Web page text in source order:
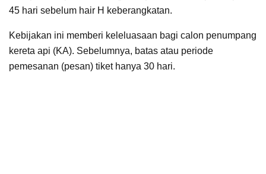
45 hari sebelum hair H keberangkatan.
Kebijakan ini memberi keleluasaan bagi calon penumpang
kereta api (KA). Sebelumnya, batas atau periode
pemesanan (pesan) tiket hanya 30 hari.